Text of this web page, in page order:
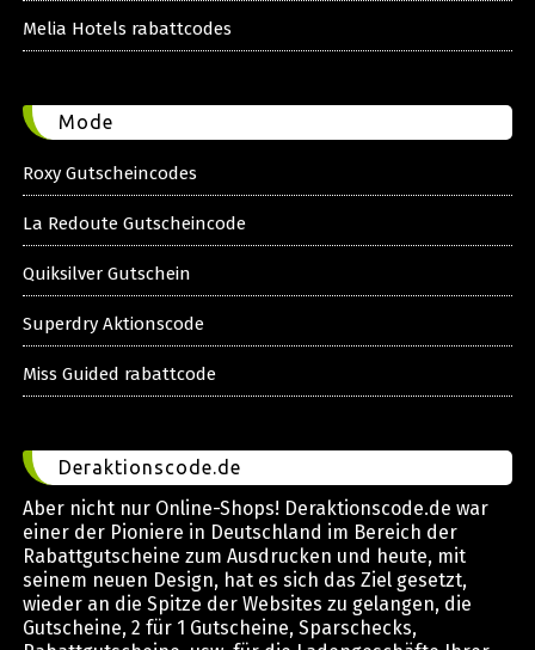
Melia Hotels rabattcodes
Mode
Roxy Gutscheincodes
La Redoute Gutscheincode
Quiksilver Gutschein
Superdry Aktionscode
Miss Guided rabattcode
Deraktionscode.de
Aber nicht nur Online-Shops! Deraktionscode.de war
einer der Pioniere in Deutschland im Bereich der
Rabattgutscheine zum Ausdrucken und heute, mit
seinem neuen Design, hat es sich das Ziel gesetzt,
wieder an die Spitze der Websites zu gelangen, die
Gutscheine, 2 für 1 Gutscheine, Sparschecks,